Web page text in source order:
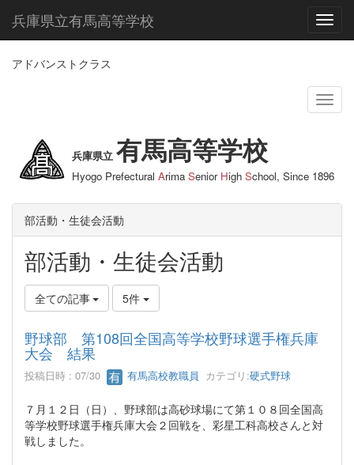
兵庫県立有馬高等学校
アドバンストクラス
兵庫県立 有馬高等学校
Hyogo Prefectural Arima Senior High School, Since 1896
部活動・生徒会活動
部活動・生徒会活動
全ての記事 5件
野球部 第108回全国高等学校野球選手権兵庫
大会 結果
投稿日時 : 07/30 有馬高校教職員 カテゴリ:硬式野球
７月１２日（日）、野球部は高砂球場にて第１０８回全国高
等学校野球選手権兵庫大会２回戦を、彩星工科高校さんと対
戦しました。